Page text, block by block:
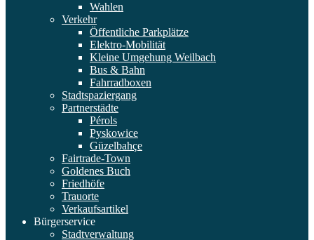
Wahlen
Verkehr
Öffentliche Parkplätze
Elektro-Mobilität
Kleine Umgehung Weilbach
Bus & Bahn
Fahrradboxen
Stadtspaziergang
Partnerstädte
Pérols
Pyskowice
Güzelbahçe
Fairtrade-Town
Goldenes Buch
Friedhöfe
Trauorte
Verkaufsartikel
Bürgerservice
Stadtverwaltung